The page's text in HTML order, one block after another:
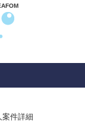
件詳細